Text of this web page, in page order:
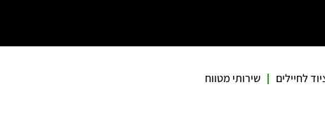
לחיילים שירותי מטווח